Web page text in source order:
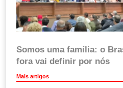
Somos uma família: o
fora vai definir por nós
Mais artigos